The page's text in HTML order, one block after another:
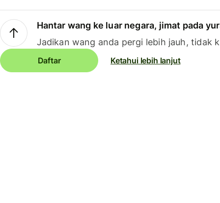
Hantar wang ke luar negara, jimat pada
Jadikan wang anda pergi lebih jauh, tidak
Daftar Ketahui lebih lanjut